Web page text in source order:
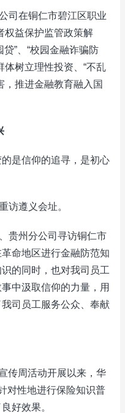
在铜仁市碧江区职业
权益保护监管政策解
贷”、“校园金融诈骗防
体树立理性投资、“不乱
，推进金融教育融入国
是信仰的追寻，是初心
遵义会址。
州分公司寻访铜仁市
命地区进行金融防范知
的同时，也对我司员工
中汲取信仰的力量，用
司员工服务公众、奉献
传周活动开展以来，华
对性地进行保险知识普
好效果。